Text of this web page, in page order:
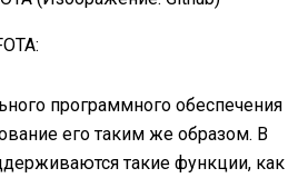
программного обеспечения
его таким же образом. В
такие функции, как